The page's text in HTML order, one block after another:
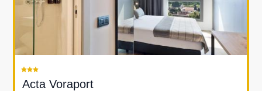
Acta Voraport